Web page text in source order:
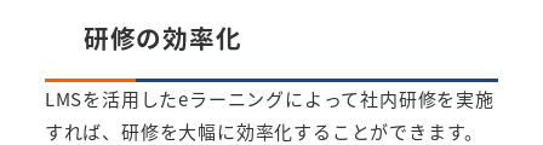
研修の効率化
LMSを活用したeラーニングによって社内研修を実施
すれば、研修を大幅に効率化することができます。